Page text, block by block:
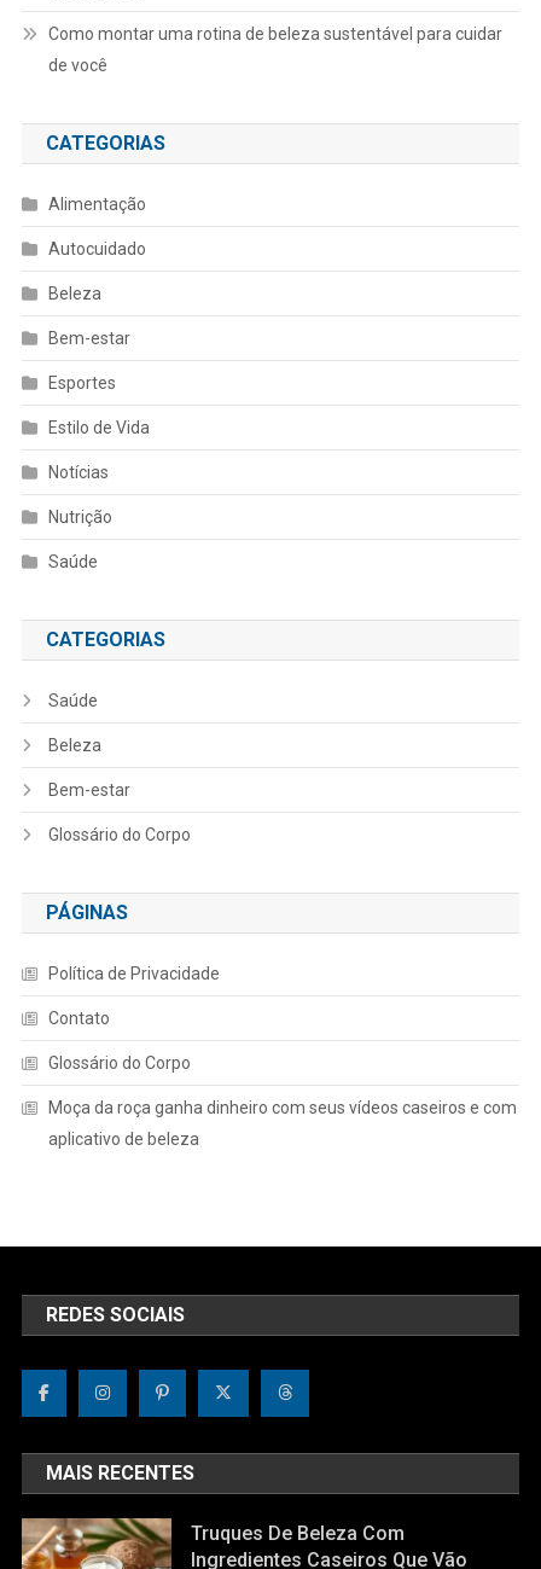
Como montar uma rotina de beleza sustentável para cuidar
de você
CATEGORIAS
Alimentação
Autocuidado
Beleza
Bem-estar
Esportes
Estilo de Vida
Notícias
Nutrição
Saúde
CATEGORIAS
Saúde
Beleza
Bem-estar
Glossário do Corpo
PÁGINAS
Política de Privacidade
Contato
Glossário do Corpo
Moça da roça ganha dinheiro com seus vídeos caseiros e com
aplicativo de beleza
REDES SOCIAIS
MAIS RECENTES
Truques De Beleza Com
Ingredientes Caseiros Que Vão